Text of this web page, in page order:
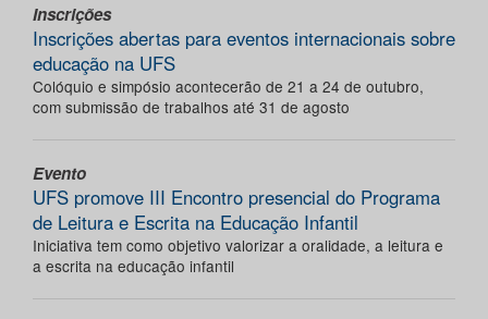
Inscrições
Inscrições abertas para eventos internacionais sobre
educação na UFS
Colóquio e simpósio acontecerão de 21 a 24 de outubro,
com submissão de trabalhos até 31 de agosto
Evento
UFS promove III Encontro presencial do Programa
de Leitura e Escrita na Educação Infantil
Iniciativa tem como objetivo valorizar a oralidade, a leitura e
a escrita na educação infantil